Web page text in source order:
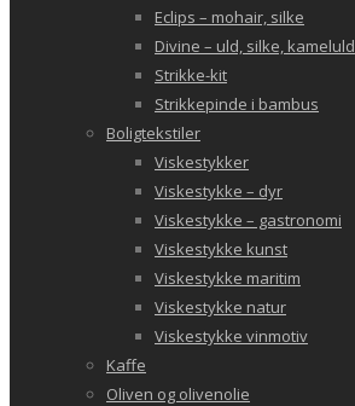
Eclips – mohair, silke
Divine – uld, silke, kameluld
Strikke-kit
Strikkepinde i bambus
Boligtekstiler
Viskestykker
Viskestykke – dyr
Viskestykke – gastronomi
Viskestykke kunst
Viskestykke maritim
Viskestykke natur
Viskestykke vinmotiv
Kaffe
Oliven og olivenolie